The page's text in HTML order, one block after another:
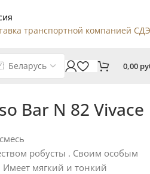
транспортной компанией
0,00
Bar N 82 Vivace
робусты . Своим особым
Имеет мягкий и тонкий